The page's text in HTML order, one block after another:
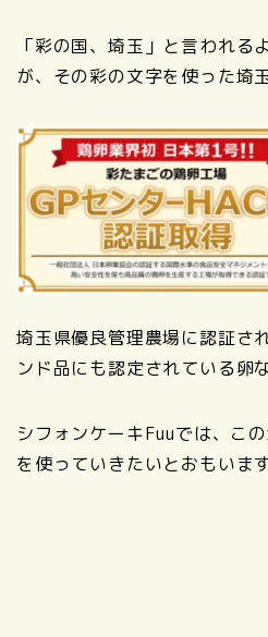
「彩の国、埼玉」と言われる
が、その彩の文字を使った埼
埼玉県優良管理農場に認証さ
ンド品にも認定されている卵
シフォンケーキFuuでは、こ
を使っていきたいとおもいま